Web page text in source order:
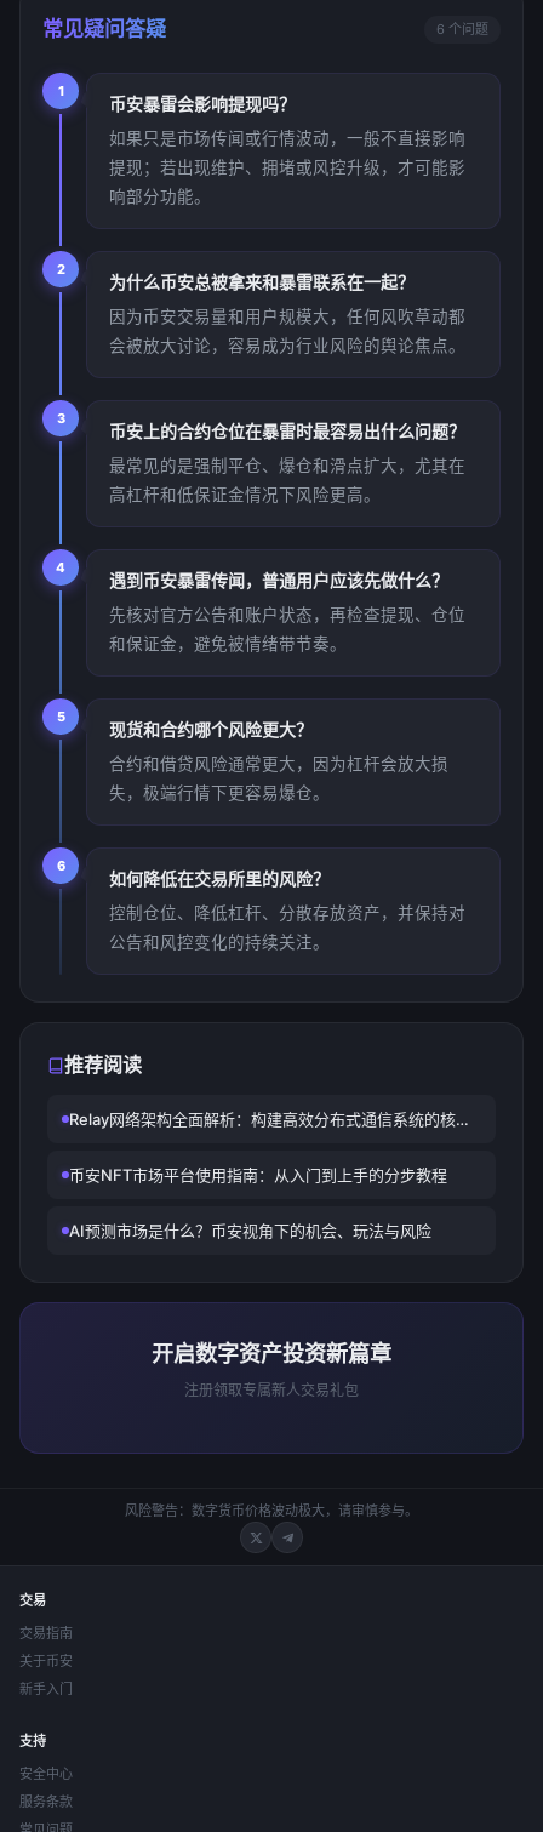
常见疑问答疑 6 个问题
1
币安暴雷会影响提现吗？
如果只是市场传闻或行情波动，一般不直接影响
提现；若出现维护、拥堵或风控升级，才可能影
响部分功能。
2
为什么币安总被拿来和暴雷联系在一起？
因为币安交易量和用户规模大，任何风吹草动都
会被放大讨论，容易成为行业风险的舆论焦点。
3
币安上的合约仓位在暴雷时最容易出什么问题？
最常见的是强制平仓、爆仓和滑点扩大，尤其在
高杠杆和低保证金情况下风险更高。
4
遇到币安暴雷传闻，普通用户应该先做什么？
先核对官方公告和账户状态，再检查提现、仓位
和保证金，避免被情绪带节奏。
5
现货和合约哪个风险更大？
合约和借贷风险通常更大，因为杠杆会放大损
失，极端行情下更容易爆仓。
6
如何降低在交易所里的风险？
控制仓位、降低杠杆、分散存放资产，并保持对
公告和风控变化的持续关注。
推荐阅读
Relay网络架构全面解析：构建高效分布式通信系统的核心
币安NFT市场平台使用指南：从入门到上手的分步教程
AI预测市场是什么？币安视角下的机会、玩法与风险
开启数字资产投资新篇章
注册领取专属新人交易礼包
风险警告：数字货币价格波动极大，请审慎参与。
交易
交易指南
关于币安
新手入门
支持
安全中心
服务条款